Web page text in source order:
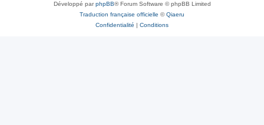
Développé parphpBB® Forum Software © phpBB Limited
Traduction française officielle ©Qiaeru
Confidentialité | Conditions